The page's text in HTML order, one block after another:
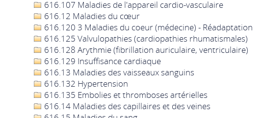
616.107 Maladies de l'appareil cardio-vasculaire
616.12 Maladies du cœur
616.120 3 Maladies du coeur (médecine) - Réadaptation
616.125 Valvulopathies (cardiopathies rhumatismales)
616.128 Arythmie (fibrillation auriculaire, ventriculaire)
616.129 Insuffisance cardiaque
616.13 Maladies des vaisseaux sanguins
616.132 Hypertension
616.135 Embolies et thromboses artérielles
616.14 Maladies des capillaires et des veines